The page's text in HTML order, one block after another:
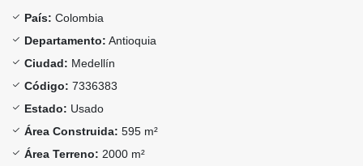
País: Colombia
Departamento: Antioquia
Ciudad: Medellín
Código: 7336383
Estado: Usado
Área Construida: 595 m²
Área Terreno: 2000 m²